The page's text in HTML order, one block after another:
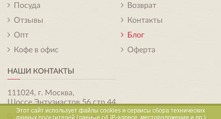
Посуда
Отзывы
Опт
Кофе в офис
Возврат
Контакты
Блог
Оферта
НАШИ КОНТАКТЫ
111024, г. Москва,
Шоссе Энтузиастов 56 стр.44
Этот сайт использует файлы cookies и сервисы сбора технических
данных посетителей (данные об IP-адресе, местоположении и др.)